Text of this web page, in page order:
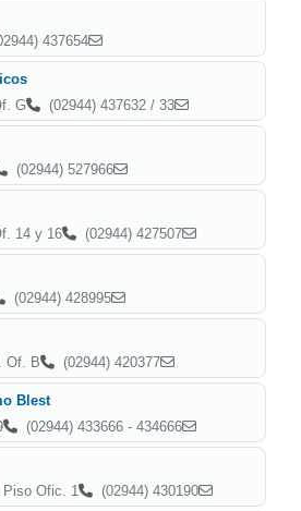
437654
G
(02944) 437632 / 33
(02944) 527966
14 y 16
(02944) 427507
(02944) 428995
Of. B
(02944) 420377
Blest
(02944) 433666 - 434666
Piso Ofic. 1
(02944) 430190